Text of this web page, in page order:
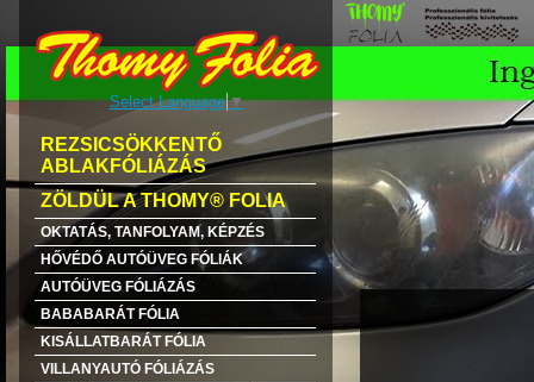
Select Language ▼
REZSICSÖKKENTŐ
ABLAKFÓLIÁZÁS
ZÖLDÜL A THOMY® FOLIA
OKTATÁS, TANFOLYAM, KÉPZÉS
HŐVÉDŐ AUTÓÜVEG FÓLIÁK
AUTÓÜVEG FÓLIÁZÁS
BABABARÁT FÓLIA
KISÁLLATBARÁT FÓLIA
VILLANYAUTÓ FÓLIÁZÁS